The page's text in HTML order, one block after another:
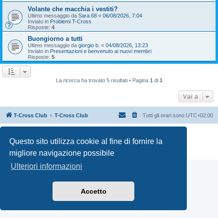
Questo sito utilizza cookie al fine di fornire la
migliore navigazione possibile
Ulteriori informazioni
Accetto
Volante che macchia i vestiti?
Ultimo messaggio da Sara.68 « 06/08/2026, 7:04
Inviato in Problemi T-Cross
Risposte: 4
Buongiorno a tutti
Ultimo messaggio da giorgio b. « 04/08/2026, 13:23
Inviato in Presentazioni e benvenuto ai nuovi membri
Risposte: 5
La ricerca ha trovato 5 risultati • Pagina 1 di 1
Vai a
T-Cross Club T-Cross Club Tutti gli orari sono UTC+02:00
Traduzione ItalianaphpBB-Italia.it
Privacy |Condizioni